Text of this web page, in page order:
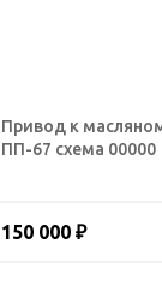
Привод к
ПП-67 схема 00000
150 000 ₽